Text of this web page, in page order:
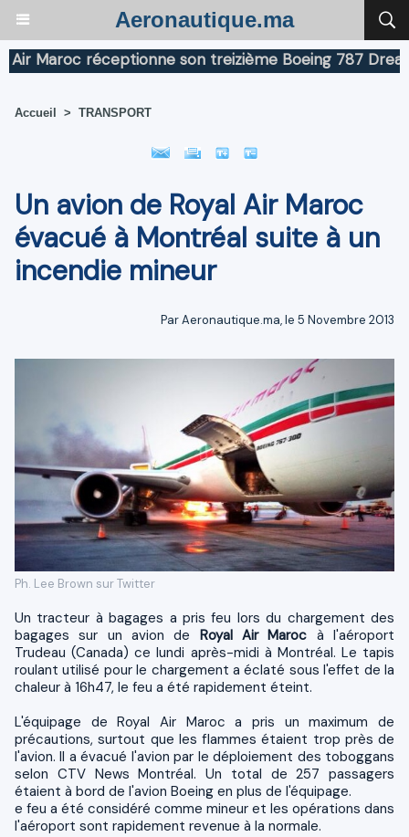
Aeronautique.ma
réceptionne son treizième Boeing 787 Dreamliner
Accueil > TRANSPORT
Un avion de Royal Air Maroc
évacué à Montréal suite à un
incendie mineur
Par Aeronautique.ma, le 5 Novembre 2013
Ph. Lee Brown sur Twitter
Un tracteur à bagages a pris feu lors du chargement des
bagages sur un avion de Royal Air Maroc à l'aéroport
Trudeau (Canada) ce lundi après-midi à Montréal. Le tapis
roulant utilisé pour le chargement a éclaté sous l'effet de la
chaleur à 16h47, le feu a été rapidement éteint.
L'équipage de Royal Air Maroc a pris un maximum de
précautions, surtout que les flammes étaient trop près de
l'avion. Il a évacué l'avion par le déploiement des toboggans
selon CTV News Montréal. Un total de 257 passagers
étaient à bord de l'avion Boeing en plus de l'équipage.
e feu a été considéré comme mineur et les opérations dans
l'aéroport sont rapidement revenue à la normale.